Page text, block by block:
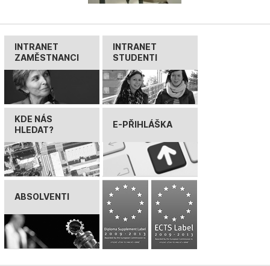
INTRANET
ZAMĚSTNANCI
INTRANET
STUDENTI
KDE NÁS
HLEDAT?
E-PŘIHLÁŠKA
ABSOLVENTI